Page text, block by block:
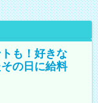
も！好きな
の日に給料